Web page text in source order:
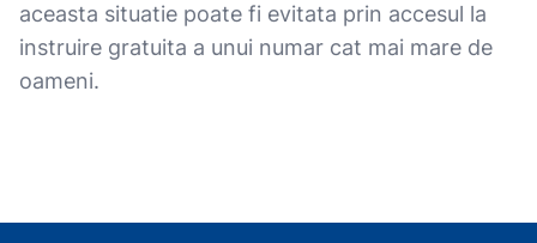
aceasta situatie poate fi evitata prin accesul la
instruire gratuita a unui numar cat mai mare de
oameni.